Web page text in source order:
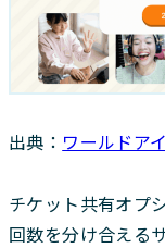
出典： ワールドア
チケット共有オプ
回数を分け合える